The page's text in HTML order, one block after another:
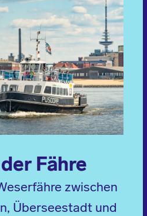
Fähre
zwischen
Überseestadt und